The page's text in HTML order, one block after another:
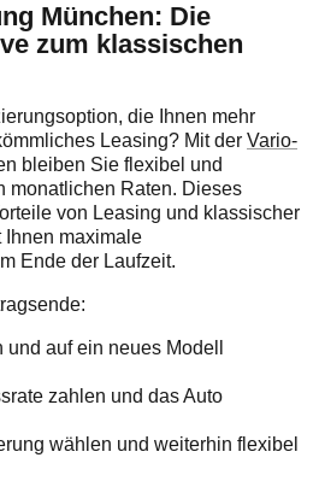
München: Die
zum klassischen
die Ihnen mehr
Leasing? Mit der Vario-
bleiben Sie flexibel und
monatlichen Raten. Dieses
von Leasing und klassischer
Ihnen maximale
Ende der Laufzeit.
auf ein neues Modell
zahlen und das Auto
wählen und weiterhin flexibel